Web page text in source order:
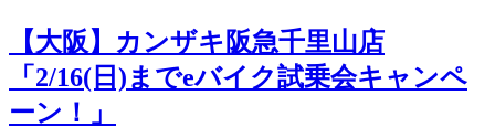
【大阪】カンザキ阪急千里山店
「2/16(日)までeバイク試乗会キャンペ
ーン！」